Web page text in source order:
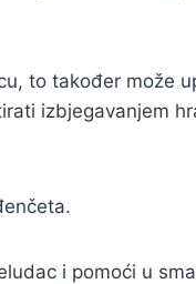
to također može
izbjegavanjem
i pomoći u